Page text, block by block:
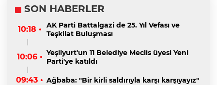
SON HABERLER
10:18 •
AK Parti Battalgazi de 25. Yıl Vefası ve
Teşkilat Buluşması
10:06 • Yeşilyurt'un 11 Belediye Meclis üyesi Yeni
Parti'ye katıldı
09:43 • Ağbaba: "Bir kirli saldırıyla karşı karşıyayız"